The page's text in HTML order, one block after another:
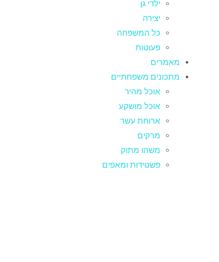
ילדי גן
יצירה
כל המשפחה
פעוטות
מאמרים
מתכונים משפחתיים
אוכל מהיר
אוכל מושקע
ארוחת עשר
מרקים
משהו מתוק
פשטידות ומאפים